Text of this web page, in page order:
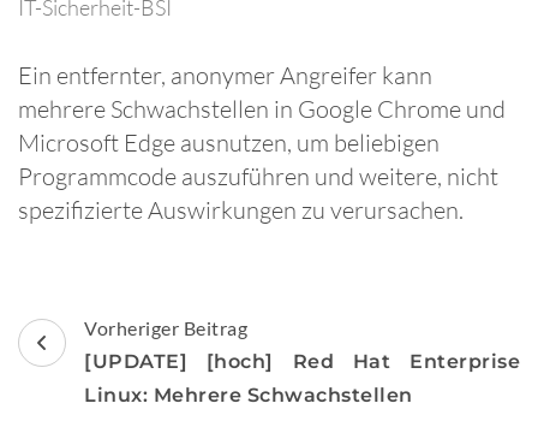
IT-Sicherheit-BSI
Ein entfernter, anonymer Angreifer kann
mehrere Schwachstellen in Google Chrome und
Microsoft Edge ausnutzen, um beliebigen
Programmcode auszuführen und weitere, nicht
spezifizierte Auswirkungen zu verursachen.
Beitragsnavigation
Vorheriger Beitrag
[UPDATE] [hoch] Red Hat Enterprise
Linux: Mehrere Schwachstellen